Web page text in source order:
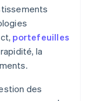
portefeuilles
la
des